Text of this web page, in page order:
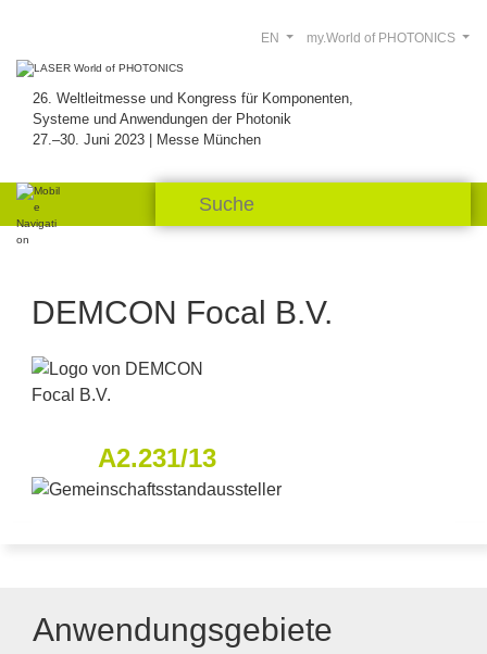
26. Weltleitmesse und Kongress für Komponenten,
Systeme und Anwendungen der Photonik
27.–30. Juni 2023 | Messe München
my.World of PHOTONICS
EN
DEMCON Focal B.V.
A2.231/13
Anwendungsgebiete